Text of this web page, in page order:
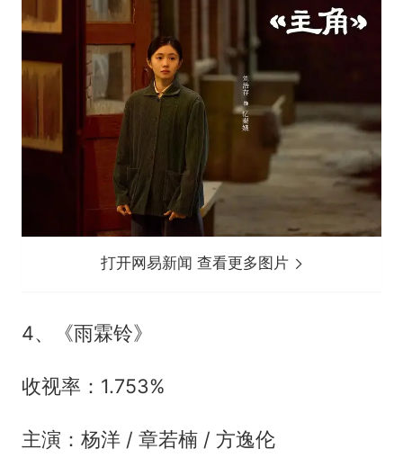
打开网易新闻 查看更多图片
4、《雨霖铃》
收视率：1.753%
主演：杨洋 / 章若楠 / 方逸伦